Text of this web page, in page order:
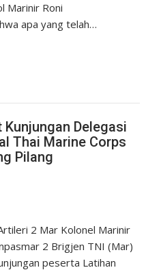
Marinir Roni
apa yang telah…
Kunjungan Delegasi
Thai Marine Corps
Pilang
2 Mar Kolonel Marinir
2 Brigjen TNI (Mar)
peserta Latihan